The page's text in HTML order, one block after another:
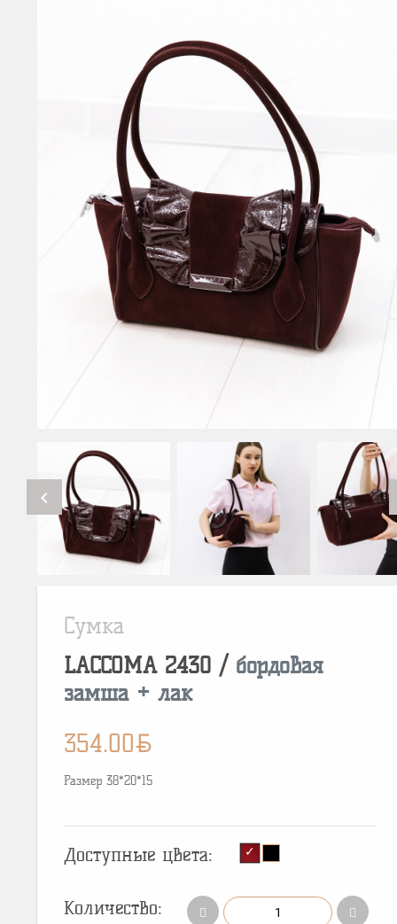
chevron_left
Сумка
LACCOMA 2430 / бордовая
замша + лак
354.00BYN
Размер 38*20*15
Доступные цвета:
Количество: